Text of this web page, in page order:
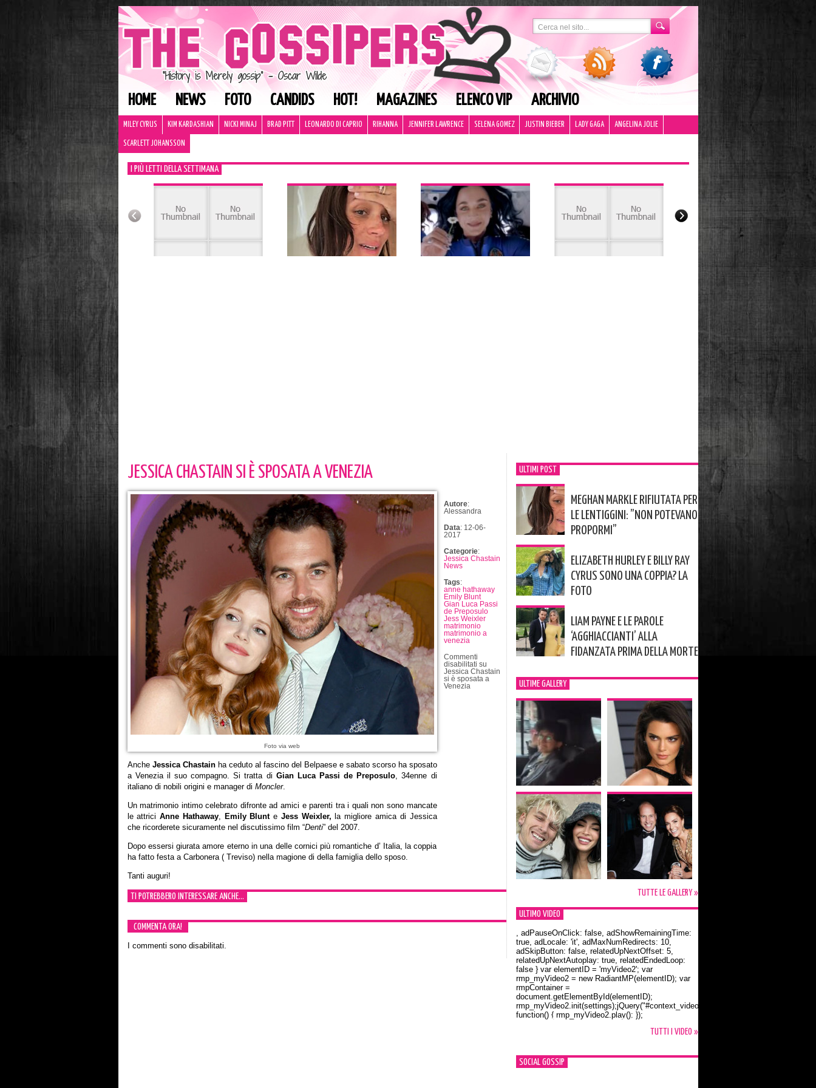
HOME NEWS FOTO CANDIDS HOT! MAGAZINES ELENCO VIP ARCHIVIO
MILEY CYRUS KIM KARDASHIAN NICKI MINAJ BRAD PITT LEONARDO DI CAPRIO RIHANNA JENNIFER LAWRENCE SELENA GOMEZ JUSTIN BIEBER LADY GAGA ANGELINA JOLIE
SCARLETT JOHANSSON
I PIÙ LETTI DELLA SETTIMANA
JESSICA CHASTAIN SI È SPOSATA A VENEZIA
Foto via web
Anche Jessica Chastainha ceduto al fascino del Belpaese e sabato scorso ha sposato
a Venezia il suo compagno. Si tratta di Gian Luca Passi de Preposulo, 34enne di
italiano di nobili origini e manager di Moncler.
Un matrimonio intimo celebrato difronte ad amici e parenti tra i quali non sono mancate
le attriciAnne Hathaway, Emily Blunte Jess Weixler, la migliore amica di Jessica
che ricorderete sicuramente nel discutissimo film “Denti” del 2007.
Dopo essersi giurata amore eterno in una delle cornici più romantiche d’ Italia, la coppia
ha fatto festa a Carbonera ( Treviso) nella magione di della famiglia dello sposo.
Tanti auguri!
Autore:
Alessandra
Data: 12-06-
2017
Categorie:
Jessica Chastain
News
Tags:
anne hathaway
Emily Blunt
Gian Luca Passi
de Preposulo
Jess Weixler
matrimonio
matrimonio a
venezia
Commenti
disabilitati su
Jessica Chastain
si è sposata a
Venezia
TI POTREBBERO INTERESSARE ANCHE...
COMMENTA ORA!
I commenti sono disabilitati.
ULTIMI POST
MEGHAN MARKLE RIFIUTATA PER
LE LENTIGGINI: ”NON POTEVANO
PROPORMI”
ELIZABETH HURLEY E BILLY RAY
CYRUS SONO UNA COPPIA? LA
FOTO
LIAM PAYNE E LE PAROLE
‘AGGHIACCIANTI’ ALLA
FIDANZATA PRIMA DELLA MORTE
ULTIME GALLERY
TUTTE LE GALLERY »
ULTIMO VIDEO
Orlando Bloom e la t-shirt dedicata a Flynn
, adPauseOnClick: false, adShowRemainingTime:
true, adLocale: 'it', adMaxNumRedirects: 10,
adSkipButton: false, relatedUpNextOffset: 5,
relatedUpNextAutoplay: true, relatedEndedLoop:
false } var elementID = 'myVideo2'; var
rmp_myVideo2 = new RadiantMP(elementID); var
rmpContainer =
document.getElementById(elementID);
rmp_myVideo2.init(settings);jQuery("#context_video2").one("mouseover",
function() { rmp_myVideo2.play(); });
TUTTI I VIDEO »
SOCIAL GOSSIP